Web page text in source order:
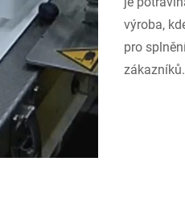
Turecko
výroba,
pro
zákazníků.